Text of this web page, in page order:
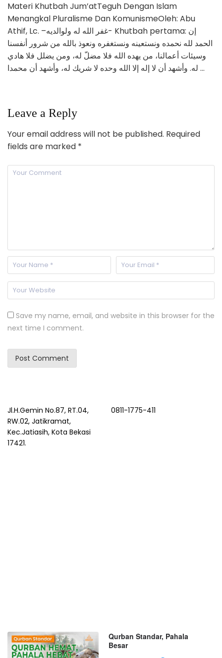
Materi Khutbah Jum’atTeguh Dengan Islam
Menangkal Pluralisme Dan KomunismeOleh: Abu
Athif, Lc. –غفر الله له ولوالديه- Khutbah pertama: إن
الحمد لله نحمده ونستعينه ونستغفره ونعوذ بالله من شرور أنفسنا
وسيئات أعمالنا، من يهده الله فلا مضلّ له، ومن يضلل فلا هادي
له. وأشهد أن لا إله إلا الله وحده لا شريك له، وأشهد أن محمدا …
Leave a Reply
Your email address will not be published. Required
fields are marked *
Save my name, email, and website in this browser for the
next time I comment.
Jl.H.Gemin No.87, RT.04,
RW.02, Jatikramat,
Kec.Jatiasih, Kota Bekasi
17421.
0811-1775-411
Qurban Standar, Pahala
Besar